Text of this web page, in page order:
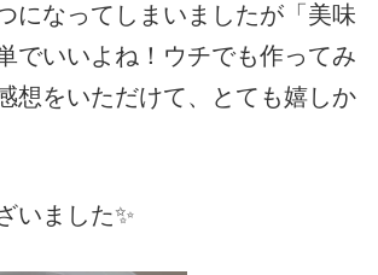
になってしまいましたが「美味
でいいよね！ウチでも作ってみ
想をいただけて、とても嬉しか
いました✨